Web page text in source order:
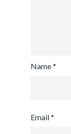
Name*
Email*